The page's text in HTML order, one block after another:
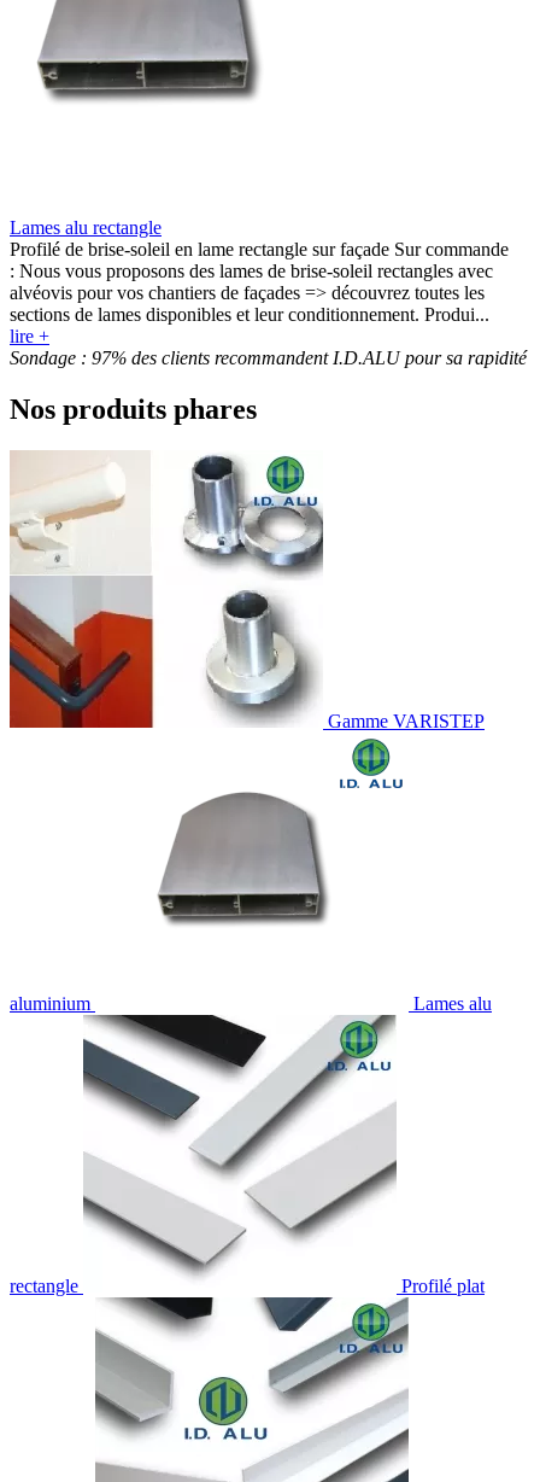
Lames alu rectangle
Profilé de brise-soleil en lame rectangle sur façade Sur commande
: Nous vous proposons des lames de brise-soleil rectangles avec
alvéovis pour vos chantiers de façades => découvrez toutes les
sections de lames disponibles et leur conditionnement. Produi...
lire +
Sondage : 97% des clients recommandent I.D.ALU pour sa rapidité
Nos produits phares
Gamme VARISTEP
aluminium Lames alu
rectangle Profilé plat